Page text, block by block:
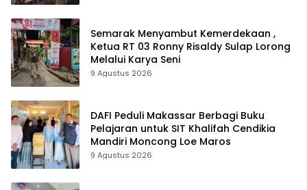
Semarak Menyambut Kemerdekaan ,
Ketua RT 03 Ronny Risaldy Sulap Lorong
Melalui Karya Seni
9 Agustus 2026
DAFI Peduli Makassar Berbagi Buku
Pelajaran untuk SIT Khalifah Cendikia
Mandiri Moncong Loe Maros
9 Agustus 2026